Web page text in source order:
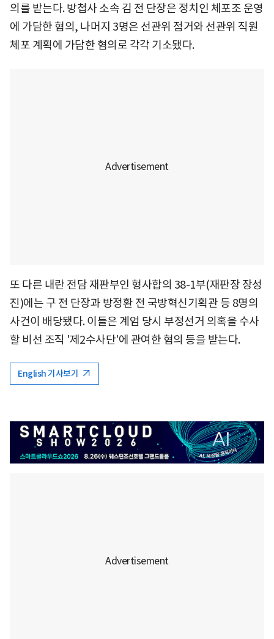
의를 받는다. 방첩사 소속 김 전 단장은 정치인 체포조 운영
에 가담한 혐의, 나머지 3명은 선관위 점거와 선관위 직원
체포 계획에 가담한 혐의로 각각 기소됐다.
또 다른 내란 전담 재판부인 형사합의 38-1부(재판장 장성
진)에는 구 전 단장과 방정환 전 국방혁신기획관 등 8명의
사건이 배당됐다. 이들은 계엄 당시 부정선거 의혹을 수사
할 비선 조직 '제2수사단'에 관여한 혐의 등을 받는다.
English 기사보기